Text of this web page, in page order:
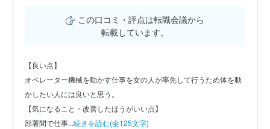
この口コミ・評点は転職会議から
転載しています。
【良い点】
オペレーター機械を動かす仕事を女の人が率先して行うため体を動
かしたい人には良いと思う。
【気になること・改善したほうがいい点】
部署間で仕事...続きを読む(全125文字)